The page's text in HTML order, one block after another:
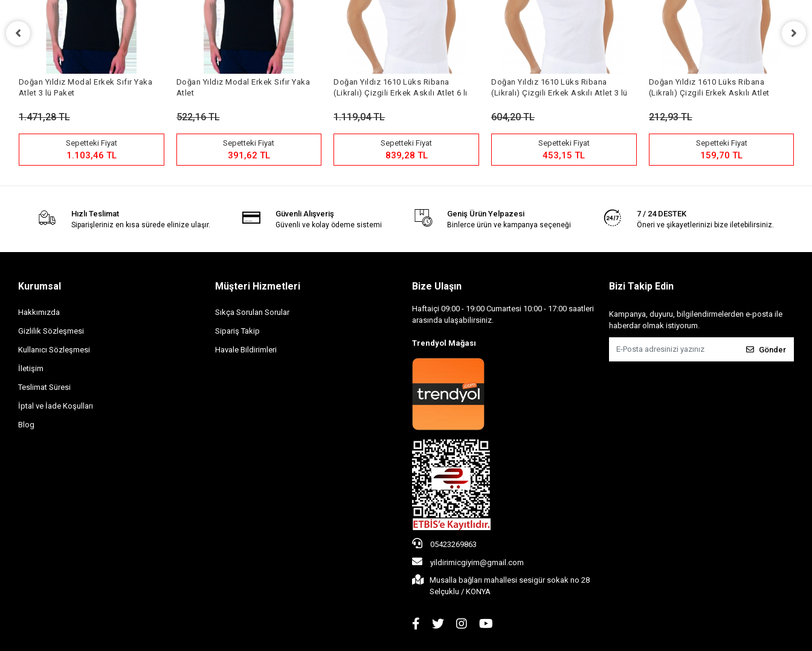
Doğan Yıldız Modal Erkek Sıfır Yaka
Atlet 3 lü Paket
1.471,28 TL
Sepetteki Fiyat
1.103,46 TL
Doğan Yıldız Modal Erkek Sıfır Yaka
Atlet
522,16 TL
Sepetteki Fiyat
391,62 TL
Doğan Yıldız 1610 Lüks Ribana
(Likralı) Çizgili Erkek Askılı Atlet 6 lı
1.119,04 TL
Sepetteki Fiyat
839,28 TL
Doğan Yıldız 1610 Lüks Ribana
(Likralı) Çizgili Erkek Askılı Atlet 3 lü
604,20 TL
Sepetteki Fiyat
453,15 TL
Doğan Yıldız 1610 Lüks Ribana
(Likralı) Çizgili Erkek Askılı Atlet
212,93 TL
Sepetteki Fiyat
159,70 TL
Hızlı Teslimat
Siparişleriniz en kısa sürede elinize ulaşır.
Güvenli Alışveriş
Güvenli ve kolay ödeme sistemi
Geniş Ürün Yelpazesi
Binlerce ürün ve kampanya seçeneği
7 / 24 DESTEK
Öneri ve şikayetlerinizi bize iletebilirsiniz.
Kurumsal
Hakkımızda
Gizlilik Sözleşmesi
Kullanıcı Sözleşmesi
İletişim
Teslimat Süresi
İptal ve İade Koşulları
Blog
Müşteri Hizmetleri
Sıkça Sorulan Sorular
Sipariş Takip
Havale Bildirimleri
Bize Ulaşın
Haftaiçi 09:00 - 19:00 Cumartesi 10:00 - 17:00 saatleri
arasında ulaşabilirsiniz.
Trendyol Mağası
05423269863
yildirimicgiyim@gmail.com
Musalla bağları mahallesi sesigür sokak no 28
Selçuklu / KONYA
Bizi Takip Edin
Kampanya, duyuru, bilgilendirmelerden e-posta ile
haberdar olmak istiyorum.
Gönder